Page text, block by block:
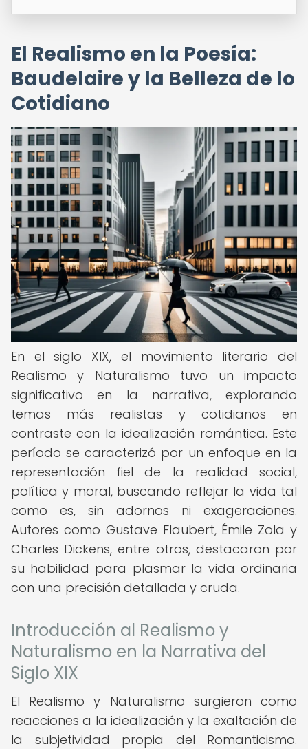
El Realismo en la Poesía:
Baudelaire y la Belleza de lo
Cotidiano
En el siglo XIX, el movimiento literario del
Realismo y Naturalismo tuvo un impacto
significativo en la narrativa, explorando
temas más realistas y cotidianos en
contraste con la idealización romántica. Este
período se caracterizó por un enfoque en la
representación fiel de la realidad social,
política y moral, buscando reflejar la vida tal
como es, sin adornos ni exageraciones.
Autores como Gustave Flaubert, Émile Zola y
Charles Dickens, entre otros, destacaron por
su habilidad para plasmar la vida ordinaria
con una precisión detallada y cruda.
Introducción al Realismo y
Naturalismo en la Narrativa del
Siglo XIX
El Realismo y Naturalismo surgieron como
reacciones a la idealización y la exaltación de
la subjetividad propia del Romanticismo.